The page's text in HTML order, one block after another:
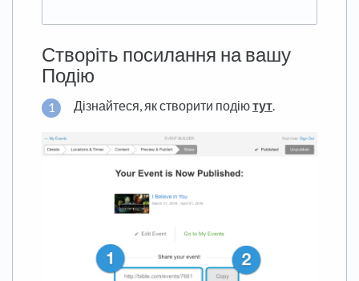
Створіть посилання на вашу
Подію
Дізнайтеся, як створити подіютут.